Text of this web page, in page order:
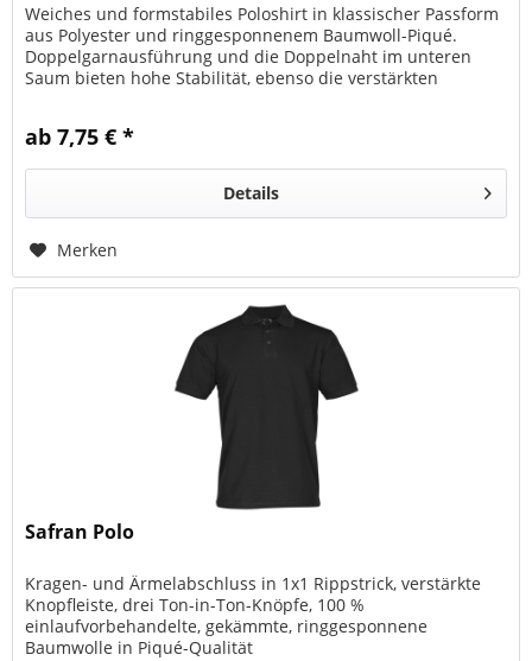
Weiches und formstabiles Poloshirt in klassischer Passform
aus Polyester und ringgesponnenem Baumwoll-Piqué.
Doppelgarnausführung und die Doppelnaht im unteren
Saum bieten hohe Stabilität, ebenso die verstärkten
ab 7,75 € *
Details
Merken
Safran Polo
Kragen- und Ärmelabschluss in 1x1 Rippstrick, verstärkte
Knopfleiste, drei Ton-in-Ton-Knöpfe, 100 %
einlaufvorbehandelte, gekämmte, ringgesponnene
Baumwolle in Piqué-Qualität